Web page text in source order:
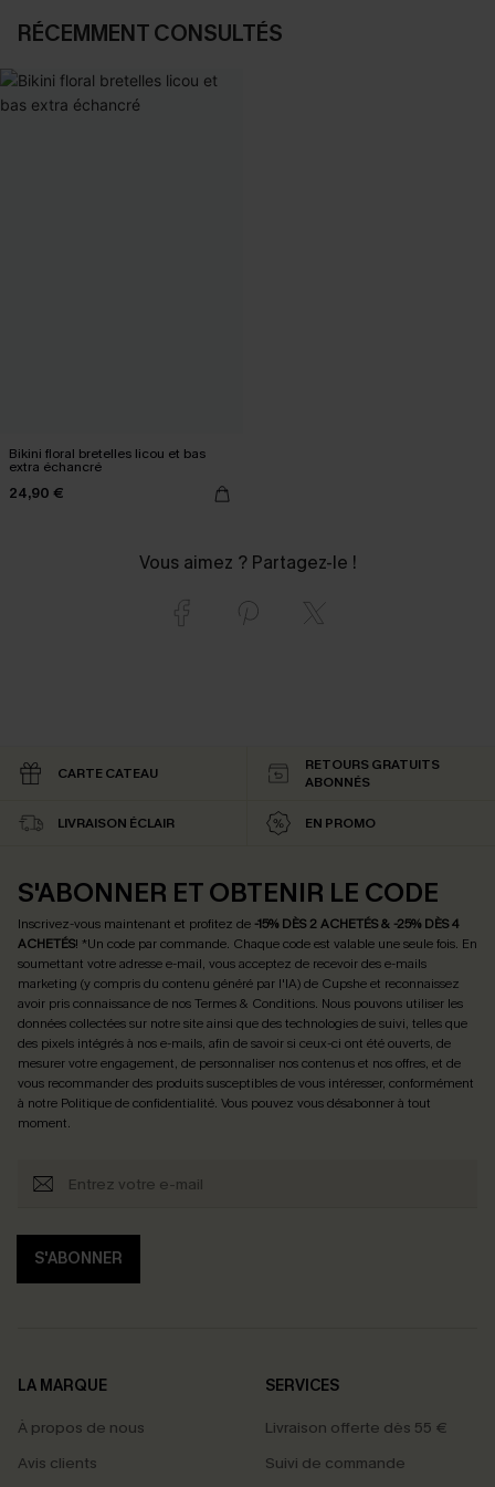
RÉCEMMENT CONSULTÉS
Bikini floral bretelles licou et bas
extra échancré
24,90 €
Vous aimez ? Partagez-le !
CARTE CATEAU
RETOURS GRATUITS
ABONNÉS
LIVRAISON ÉCLAIR EN PROMO
S'ABONNER ET OBTENIR LE CODE
Inscrivez-vous maintenant et profitez de -15% DÈS 2 ACHETÉS & -25% DÈS 4
ACHETÉS! *Un code par commande. Chaque code est valable une seule fois. En
soumettant votre adresse e-mail, vous acceptez de recevoir des e-mails
marketing (y compris du contenu généré par l'IA) de Cupshe et reconnaissez
avoir pris connaissance de nosTermes & Conditions. Nous pouvons utiliser les
données collectées sur notre site ainsi que des technologies de suivi, telles que
des pixels intégrés à nos e-mails, afin de savoir si ceux-ci ont été ouverts, de
mesurer votre engagement, de personnaliser nos contenus et nos offres, et de
vous recommander des produits susceptibles de vous intéresser, conformément
à notre Politique de confidentialité. Vous pouvez vous désabonner à tout
moment.
S'ABONNER
LA MARQUE
À propos de nous
Avis clients
SERVICES
Livraison offerte dès 55 €
Suivi de commande